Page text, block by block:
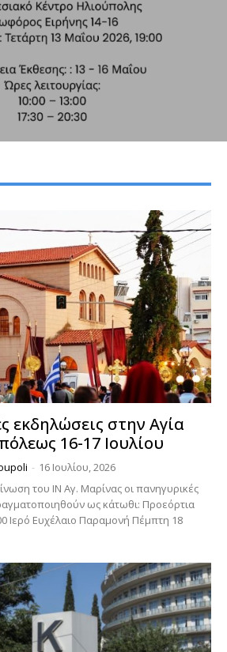
εκδηλώσεις στην Αγία
16-17 Ιουλίου
- 16 Ιουλίου, 2026
του ΙΝ Αγ. Μαρίνας οι πανηγυρικές
ως κάτωθι: Προεόρτια